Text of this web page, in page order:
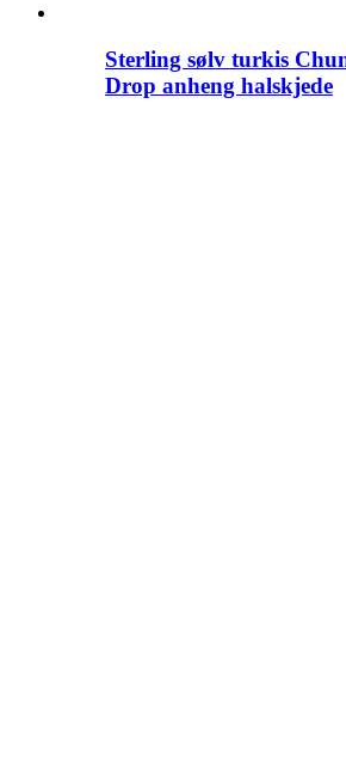
Sterling sølv turkis
Drop anheng halskjede